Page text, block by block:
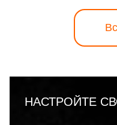
НАСТРОЙТЕ